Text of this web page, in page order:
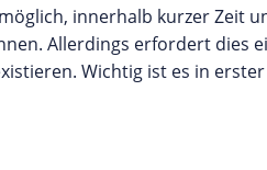
innerhalb kurzer Zeit
Allerdings erfordert dies
Wichtig ist es in